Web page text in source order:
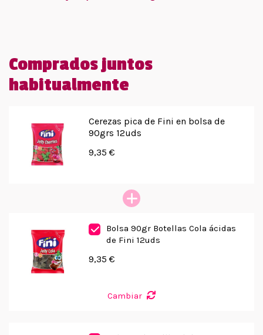
Comprados juntos
habitualmente
Cerezas pica de Fini en bolsa de
90grs 12uds
9,35 €
Bolsa 90gr Botellas Cola ácidas
de Fini 12uds
9,35 €
Cambiar